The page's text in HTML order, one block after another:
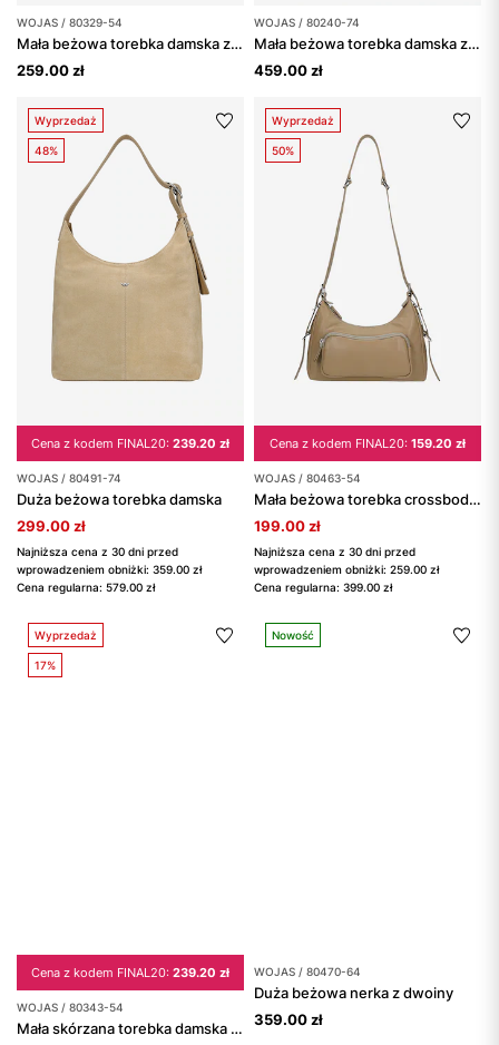
WOJAS / 80329-54
Mała beżowa torebka damska ze skóry licowej
259.00 zł
WOJAS / 80240-74
Mała beżowa torebka damska z łączonych skór
459.00 zł
Wyprzedaż
48%
Cena z kodem FINAL20: 239.20 zł
WOJAS / 80491-74
Duża beżowa torebka damska
299.00 zł
Najniższa cena z 30 dni przed
wprowadzeniem obniżki: 359.00 zł
Cena regularna: 579.00 zł
Wyprzedaż
50%
Cena z kodem FINAL20: 159.20 zł
WOJAS / 80463-54
Mała beżowa torebka crossbody bag
199.00 zł
Najniższa cena z 30 dni przed
wprowadzeniem obniżki: 259.00 zł
Cena regularna: 399.00 zł
Wyprzedaż
17%
Cena z kodem FINAL20: 239.20 zł
WOJAS / 80343-54
Mała skórzana torebka damska w kolorze beżowym
Nowość
WOJAS / 80470-64
Duża beżowa nerka z dwoiny
359.00 zł